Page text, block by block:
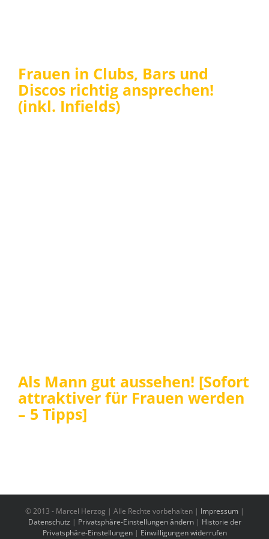
Frauen in Clubs, Bars und
Discos richtig ansprechen!
(inkl. Infields)
Als Mann gut aussehen! [Sofort
attraktiver für Frauen werden
– 5 Tipps]
© 2013 - Marcel Herzog | Alle Rechte vorbehalten | Impressum |
Datenschutz | Privatsphäre-Einstellungen ändern| Historie der
Privatsphäre-Einstellungen| Einwilligungen widerrufen